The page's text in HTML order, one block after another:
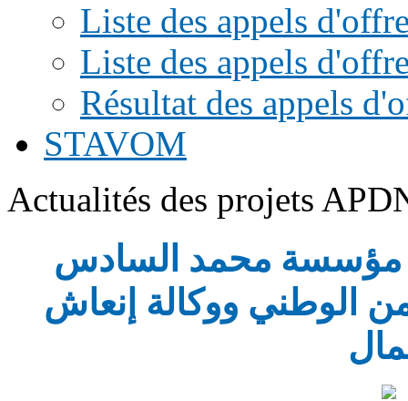
Liste des appels
Liste des appels
Résultat des appels
STAVOM
Actualités des projets
مؤسسة محمد السادس
الوطني ووكالة إنعاش